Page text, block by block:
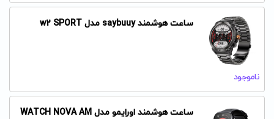
ساعت هوشمند saybuuy مدل w2 SPORT
ناموجود
ساعت هوشمند اورایمو مدل WATCH NOVA AM